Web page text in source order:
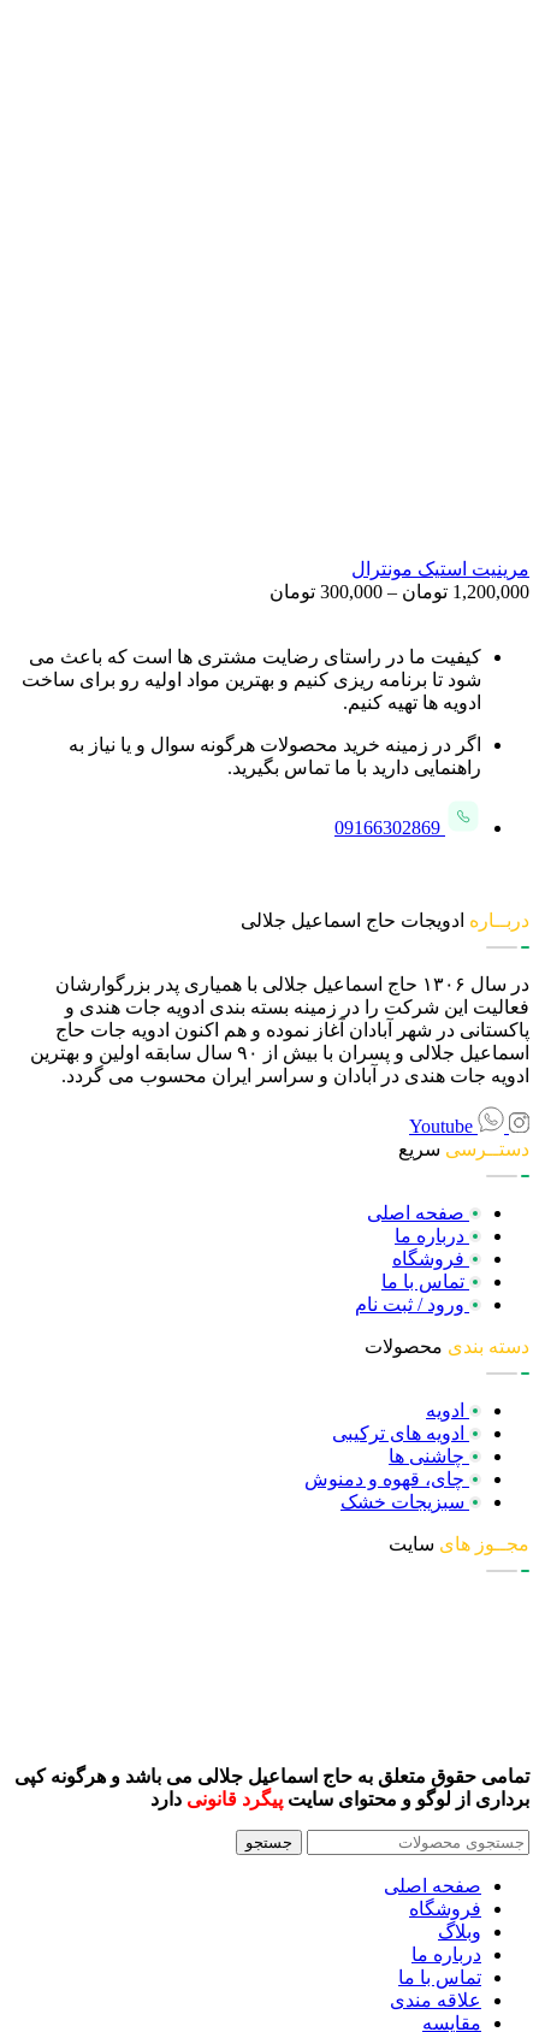
مرینیت استیک مونترال
1,200,000 تومان –
300,000 تومان
through
1,200,000 تومان
کیفیت ما در راستای رضایت مشتری ها است که باعث می
شود تا برنامه ریزی کنیم و بهترین مواد اولیه رو برای ساخت
ادویه ها تهیه کنیم.
اگر در زمینه خرید محصولات هرگونه سوال و یا نیاز به
راهنمایی دارید با ما تماس بگیرید.
09166302869
دربــاره ادویجات حاج اسماعیل جلالی
در سال ۱۳۰۶ حاج اسماعیل جلالی با همیاری پدر بزرگوارشان
فعالیت این شرکت را در زمینه بسته بندی ادویه جات هندی و
پاکستانی در شهر آبادان آغاز نموده و هم اکنون ادویه جات حاج
اسماعیل جلالی و پسران با بیش از ۹۰ سال سابقه اولین و بهترین
ادویه جات هندی در آبادان و سراسر ایران محسوب می گردد.
Youtube
دستــرسی سریع
صفحه اصلی
درباره ما
فروشگاه
تماس با ما
ورود / ثبت نام
دسته بندی محصولات
ادویه
ادویه های ترکیبی
چاشنی ها
چای، قهوه و دمنوش
سبزیجات خشک
مجــوز های سایت
تمامی حقوق متعلق به حاج اسماعیل جلالی می باشد و هرگونه کپی
برداری از لوگو و محتوای سایت پیگرد قانونی دارد
جستجو
صفحه اصلی
فروشگاه
وبلاگ
درباره ما
تماس با ما
علاقه مندی
مقايسه